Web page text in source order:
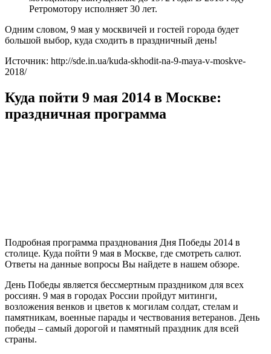
Ретромотору исполняет 30 лет.
Одним словом, 9 мая у москвичей и гостей города будет
большой выбор, куда сходить в праздничный день!
Источник: http://sde.in.ua/kuda-skhodit-na-9-maya-v-moskve-
2018/
Куда пойти 9 мая 2014 в Москве:
праздничная программа
Подробная программа празднования Дня Победы 2014 в
столице. Куда пойти 9 мая в Москве, где смотреть салют.
Ответы на данные вопросы Вы найдете в нашем обзоре.
День Победы является бессмертным праздником для всех
россиян. 9 мая в городах России пройдут митинги,
возложения венков и цветов к могилам солдат, стелам и
памятникам, военные парады и чествования ветеранов. День
победы – самый дорогой и памятный праздник для всей
страны.